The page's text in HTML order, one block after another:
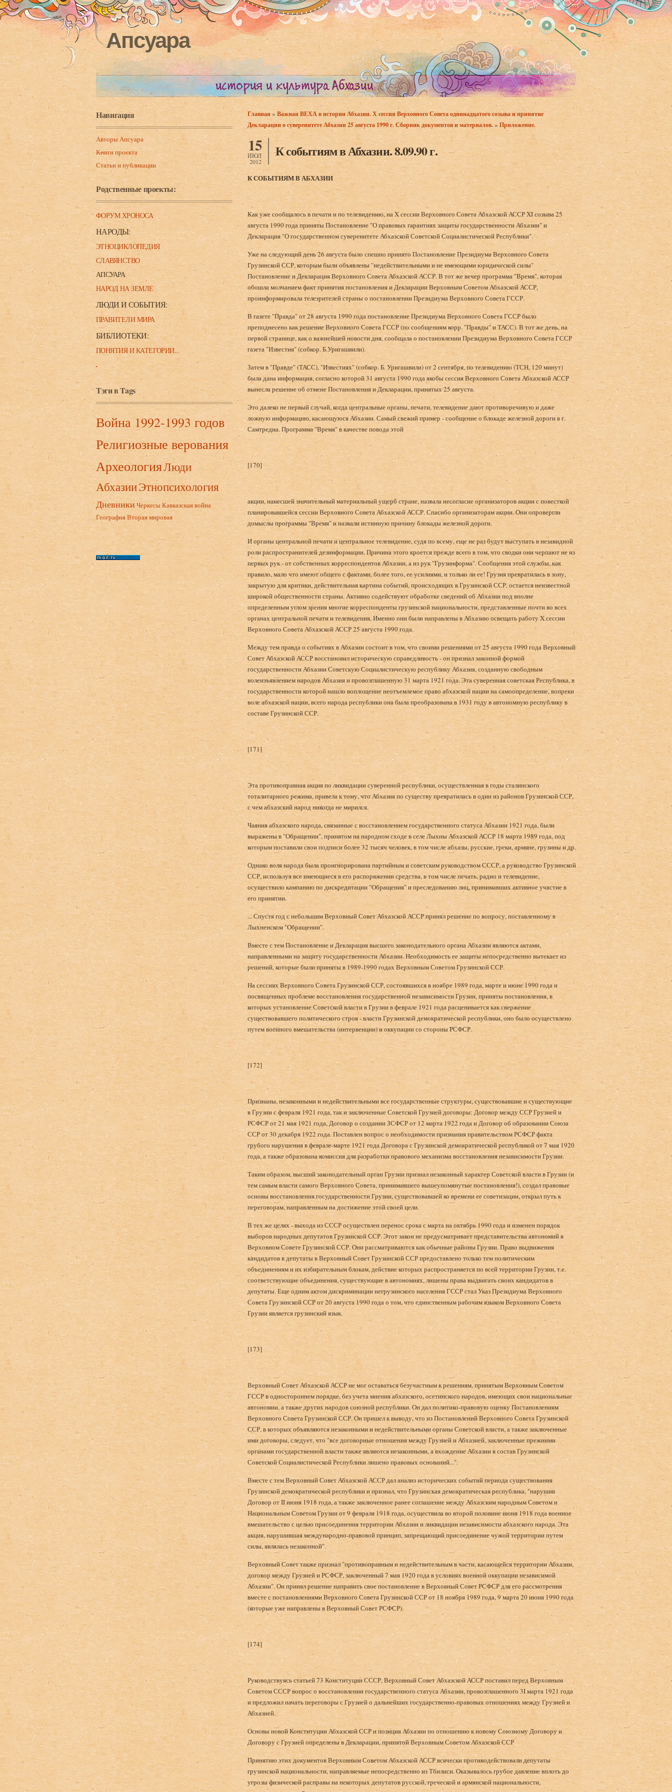
Апсуара
Навигация
Авторы Апсуара
Книги проекта
Статьи и публикации
Родственные проекты:
ФОРУМ ХРОНОСА
НАРОДЫ:
ЭТНОЦИКЛОПЕДИЯ
СЛАВЯНСТВО
АПСУАРА
НАРОД НА ЗЕМЛЕ
ЛЮДИ И СОБЫТИЯ:
ПРАВИТЕЛИ МИРА
БИБЛИОТЕКИ:
ПОНЯТИЯ И КАТЕГОРИИ...
Тэги в Tags
Война 1992-1993 годов
Религиозные верования
АрхеологияЛюди
АбхазииЭтнопсихология
Дневники ЧеркесыКавказская война
ГеографияВторая мировая
Вы здесь
Главная» Важная ВЕХА в истории Абхазии. Х сессия Верховного Совета одиннадцатого созыва и принятие
Декларации о суверенитете Абхазии 25 августа 1990 г. Сборник документов и материалов.»Приложение.
15
ИЮЛ
2012
К событиям в Абхазии. 8.09.90 г.
К СОБЫТИЯМ В АБХАЗИИ
Как уже сообщалось в печати и по телевидению, на X сессии Верховного Совета Абхазской АССР XI созыва 25
августа 1990 года приняты Постановление "О правовых гарантиях защиты государственности Абхазии" и
Декларация "О государственном суверенитете Абхазской Советской Социалистической Республики".
Уже на следующий день 26 августа было спешно принято Постановление Президиума Верховного Совета
Грузинской ССР, которым были объявлены "недействительными и не имеющими юридической силы"
Постановление и Декларация Верховного Совета Абхазской АССР. В тот же вечер программа "Время", которая
обошла молчанием факт принятия постановления и Декларации Верховным Советом Абхазской АССР,
проинформировала телезрителей страны о постановлении Президиума Верховного Совета ГССР.
В газете "Правда" от 28 августа 1990 года постановление Президиума Верховного Совета ГССР было
преподнесено как решение Верховного Совета ГССР (по сообщениям корр. "Правды" и ТАСС). В тот же день, на
первой странице, как о важнейшей новости дня, сообщала о постановлении Президиума Верховного Совета ГССР
газета "Известия" (собкор. Б.Уригашвили).
Затем в "Правде" (ТАСС), "Известиях" (собкор. Б. Уригашвили) от 2 сентября, по телевидению (ТСН, 120 минут)
была дана информация, согласно которой 31 августа 1990 года якобы сессия Верховного Совета Абхазской АССР
вынесла решение об отмене Постановления и Декларации, принятых 25 августа.
Это далеко не первый случай, когда центральные органы, печати, телевидение дают противоречивую и даже
ложную информацию, касающуюся Абхазии. Самый свежий пример - сообщение о блокаде железной дороги в г.
Самтредиа. Программа "Время" в качестве повода этой
[170]
акции, нанесшей значительный материальный ущерб стране, назвала несогласие организаторов акции с повесткой
планировавшейся сессии Верховного Совета Абхазской АССР. Спасибо организаторам акции. Они опровергли
домыслы программы "Время" и назвали истинную причину блокады железной дороги.
И органы центральной печати и центральное телевидение, судя по всему, еще не раз будут выступать в незавидной
роли распространителей дезинформации. Причина этого кроется прежде всего в том, что сводки они черпают не из
первых рук - от собственных корреспондентов Абхазии, а из рук "Грузинформа". Сообщения этой службы, как
правило, мало что имеют общего с фактами, более того, ее усилиями, и только ли ее! Грузия превратилась в зону,
закрытую для критики, действительная картина событий, происходящих в Грузинской ССР, остается неизвестной
широкой общественности страны. Активно содействуют обработке сведений об Абхазии под вполне
определенным углом зрения многие корреспонденты грузинской национальности, представленные почти во всех
органах центральной печати и телевидения. Именно они были направлены в Абхазию освещать работу X сессии
Верховного Совета Абхазской АССР 25 августа 1990 года.
Между тем правда о событиях в Абхазии состоит в том, что своими решениями от 25 августа 1990 года Верховный
Совет Абхазской АССР восстановил историческую справедливость - он признал законной формой
государственности Абхазии Советскую Социалистическую республику Абхазия, созданную свободным
волеизъявлением народов Абхазия и провозглашенную 31 марта 1921 года. Эта суверенная советская Республика, в
государственности которой нашло воплощение неотъемлемое право абхазской нации на самоопределение, вопреки
воле абхазской нации, всего народа республики она была преобразована в 1931 году в автономную республику в
составе Грузинской ССР.
[171]
Эта противоправная акция по ликвидации суверенной республики, осуществленная в годы сталинского
тоталитарного режима, привела к тому, что Абхазия по существу превратилась в один из районов Грузинской ССР,
с чем абхазский народ никогда не мирился.
Чаяния абхазского народа, связанные с восстановлением государственного статуса Абхазии 1921 года, были
выражены в "Обращении", принятом на народном сходе в селе Лыхны Абхазской АССР 18 марта 1989 года, под
которым поставили свои подписи более 32 тысяч человек, в том числе абхазы, русские, греки, армяне, грузины и др.
Однако воля народа была проигнорирована партийным и советским руководством СССР, а руководство Грузинской
ССР, используя все имеющиеся в его распоряжении средства, в том числе печать, радио и телевидение,
осуществило кампанию по дискредитации "Обращения" и преследованию лиц, принимавших активное участие в
его принятии.
... Спустя год с небольшим Верховный Совет Абхазской АССР принял решение по вопросу, поставленному в
Лыхненском "Обращении".
Вместе с тем Постановление и Декларация высшего законодательного органа Абхазии являются актами,
направленными на защиту государственности Абхазии. Необходимость ее защиты непосредственно вытекает из
решений, которые были приняты в 1989-1990 годах Верховным Советом Грузинской ССР.
На сессиях Верховного Совета Грузинской ССР, состоявшихся в ноябре 1989 года, марте и июне 1990 года и
посвященных проблеме восстановления государственной независимости Грузии, приняты постановления, в
которых установление Советской власти в Грузии в феврале 1921 года расценивается как свержение
существовавшего политического строя - власти Грузинской демократической республики, оно было осуществлено
путем военного вмешательства (интервенции) и оккупации со стороны РСФСР.
[172]
Признаны, незаконными и недействительными все государственные структуры, существовавшие и существующие
в Грузии с февраля 1921 года, так и заключенные Советской Грузией договоры: Договор между ССР Грузией и
РСФСР от 21 мая 1921 года, Договор о создании ЗСФСР от 12 марта 1922 года и Договор об образовании Союза
ССР от 30 декабря 1922 года. Поставлен вопрос о необходимости признания правительством РСФСР факта
грубого нарушения в феврале-марте 1921 года Договора с Грузинской демократической республикой от 7 мая 1920
года, а также образована комиссия для разработки правового механизма восстановления независимости Грузии.
Таким образом, высший законодательный орган Грузии признал незаконный характер Советской власти в Грузии (и
тем самым власти самого Верховного Совета, принимавшего вышеупомянутые постановления!), создал правовые
основы восстановления государственности Грузии, существовавшей ко времени ее советизации, открыл путь к
переговорам, направленным на достижение этой своей цели.
В тех же целях - выхода из СССР осуществлен перенос срока с марта на октябрь 1990 года и изменен порядок
выборов народных депутатов Грузинской ССР. Этот закон не предусматривает представительства автономий в
Верховном Совете Грузинской ССР. Они рассматриваются как обычные районы Грузии. Право выдвижения
кандидатов в депутаты в Верховный Совет Грузинской ССР предоставлено только тем политическим
объединениям и их избирательным блокам, действие которых распространяется по всей территории Грузии, т.е.
соответствующие объединения, существующие в автономиях, лишены права выдвигать своих кандидатов в
депутаты. Еще одним актом дискриминации негрузинского населения ГССР стал Указ Президиума Верховного
Совета Грузинской ССР от 20 августа 1990 года о том, что единственным рабочим языком Верховного Совета
Грузии является грузинский язык.
[173]
Верховный Совет Абхазской АССР не мог оставаться безучастным к решениям, принятым Верховным Советом
ГССР в одностороннем порядке, без учета мнения абхазского, осетинского народов, имеющих свои национальные
автономии, а также других народов союзной республики. Он дал политико-правовую оценку Постановлениям
Верховного Совета Грузинской ССР. Он пришел к выводу, что из Постановлений Верховного Совета Грузинской
ССР, в которых объявляются незаконными и недействительными органы Советской власти, а также заключенные
ими договоры, следует, что "все договорные отношения между Грузией и Абхазией, заключенные прежними
органами государственной власти также являются незаконными, а вхождение Абхазии в состав Грузинской
Советской Социалистической Республики лишено правовых оснований...".
Вместе с тем Верховный Совет Абхазской АССР дал анализ исторических событий периода существования
Грузинской демократической республики и признал, что Грузинская демократическая республика, "нарушив
Договор от II июня 1918 года, а также заключенное ранее соглашение между Абхазским народным Советом и
Национальным Советом Грузии от 9 февраля 1918 года, осуществила во второй половине июня 1918 года военное
вмешательство с целью присоединения территории Абхазии и ликвидации независимости абхазского народа. Эта
акция, нарушившая международно-правовой принцип, запрещающий присоединение чужой территории путем
силы, являлась незаконной".
Верховный Совет также признал "противоправным и недействительным в части, касающейся территории Абхазии,
договор между Грузией и РСФСР, заключенный 7 мая 1920 года в условиях военной оккупации независимой
Абхазии". Он принял решение направить свое постановление в Верховный Совет РСФСР для его рассмотрения
вместе с постановлениями Верховного Совета Грузинской ССР от 18 ноября 1989 года, 9 марта 20 июня 1990 года
(которые уже направлены в Верховный Совет РСФСР).
[174]
Руководствуясь статьей 73 Конституции СССР, Верховный Совет Абхазской АССР поставил перед Верховным
Советом СССР вопрос о восстановлении государственного статуса Абхазии, провозглашенного 3I марта 1921 года
и предложил начать переговоры с Грузией о дальнейших государственно-правовых отношениях между Грузией и
Абхазией.
Основы новой Конституции Абхазской ССР и позиция Абхазии по отношению к новому Союзному Договору и
Договору с Грузией определены в Декларации, принятой Верховным Советом Абхазской ССР
Принятию этих документов Верховным Советом Абхазской АССР всячески противодействовали депутаты
грузинской национальности, направляемые непосредственно из Тбилиси. Оказывалось грубое давление вплоть до
угрозы физической расправы на некоторых депутатов русской, греческой и армянской национальности,